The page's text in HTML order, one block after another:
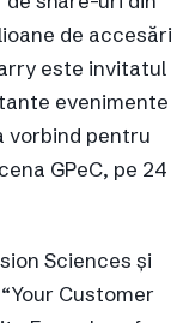
de accesări
este invitatul
evenimente
vorbind pentru
GPeC, pe 24
Sciences şi
Customer